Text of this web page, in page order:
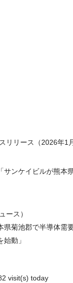
リリース（2026年1
サンケイビルが熊本
ース）
県菊池郡で半導体需
動」
visit(s) today